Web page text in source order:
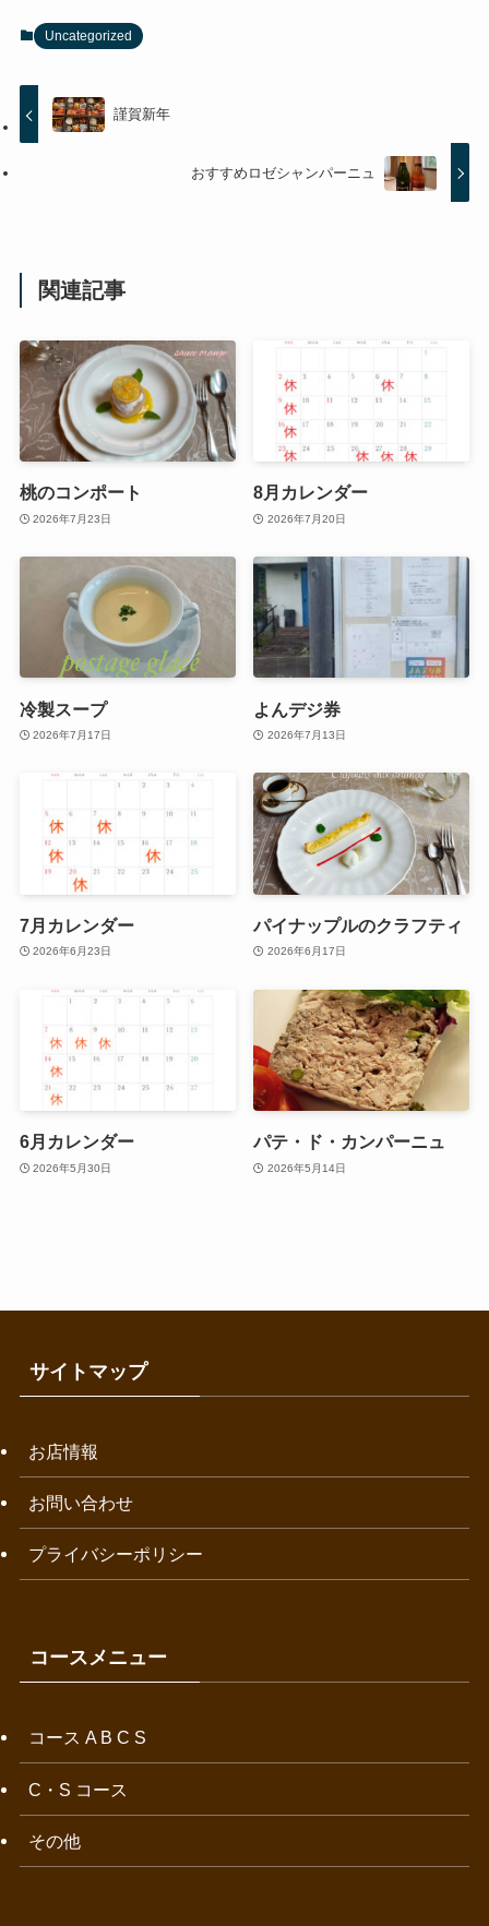
Uncategorized
謹賀新年
おすすめロゼシャンパーニュ
関連記事
桃のコンポート
2026年7月23日
8月カレンダー
2026年7月20日
冷製スープ
2026年7月17日
よんデジ券
2026年7月13日
7月カレンダー
2026年6月23日
パイナップルのクラフティ
2026年6月17日
6月カレンダー
2026年5月30日
パテ・ド・カンパーニュ
2026年5月14日
サイトマップ
お店情報
お問い合わせ
プライバシーポリシー
コースメニュー
コース A B C S
C・S コース
その他